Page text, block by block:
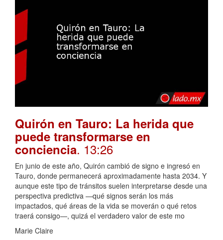
Quirón en Tauro: La herida que
puede transformarse en
conciencia. 13:26
En junio de este año, Quirón cambió de signo e ingresó en
Tauro, donde permanecerá aproximadamente hasta 2034. Y
aunque este tipo de tránsitos suelen interpretarse desde una
perspectiva predictiva —qué signos serán los más
impactados, qué áreas de la vida se moverán o qué retos
traerá consigo—, quizá el verdadero valor de este mo
Marie Claire